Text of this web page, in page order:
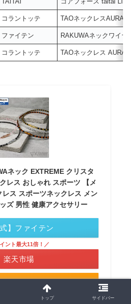
コラントッテ TAOネックレスAURA
ファイテン RAKUWAネックワイ
コラントッテ TAOネックレス AURA
ネック EXTREME クリスタ
レス おしゃれ スポーツ 【メ
レス スポーツネックレス メン
ズ 男性 健康アクセサリー
ント最大11倍！／
楽天市場
式】ファイテン
ポチップ
トップ サイドバー